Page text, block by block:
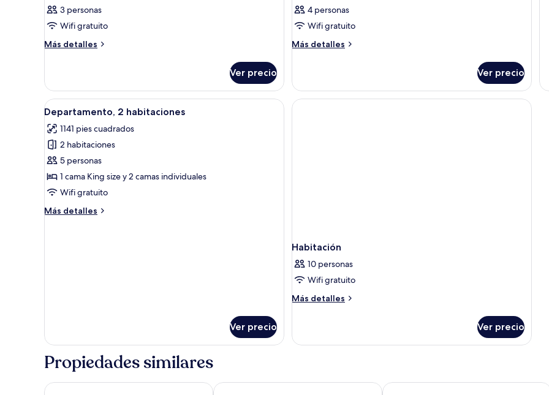
3 personas
Wifi gratuito
Más detalles
Más
Ver precio
4 personas
Wifi gratuito
Más detalles
Más
Ver precio
Abrir
todas
las
fotos
de
Departamento,
2
Una sala de estar moderna con dos sofás grises, una mesa de centro blanca y un televisor de pantalla plana.
3
Departamento, 2 habitaciones
1141 pies cuadrados
2 habitaciones
5 personas
1 cama King size y 2 camas individuales
Wifi gratuito
Más detalles
Más
Ver precio
Habitación
10 personas
Wifi gratuito
Más detalles
Más
Ver precio
Propiedades similares
Qube Broadbeach Meriton Suites Broadbeach, Gold CoastMantra Broadbeach on the Park